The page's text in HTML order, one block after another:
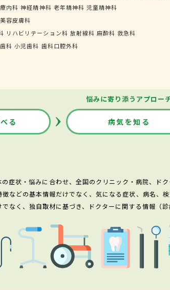
内科 神経精神科 老年精神科 児童精神科
美容皮膚科
リハビリテーション科 放射線科 麻酔科 救急科
科 小児歯科 歯科口腔外科
悩みに寄り添うアプロー
る 病気を知る
症状・悩みに合わせ、全国のクリニック・病院、ド
などの基本情報だけでなく、気になる症状、病名、
なく、独自取材に基づき、ドクターに関する情報（